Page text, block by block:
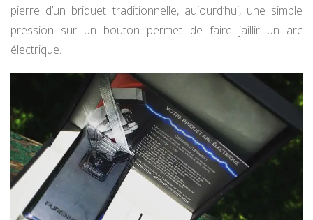
pierre d’un briquet traditionnelle, aujourd’hui, une simple
pression sur un bouton permet de faire jaillir un arc
électrique.